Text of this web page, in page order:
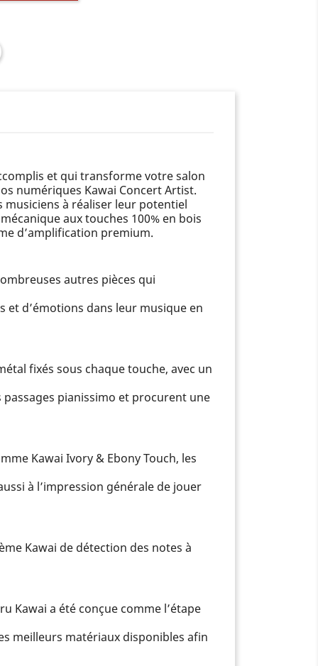
et qui transforme votre salon
numériques Kawai Concert Artist.
à réaliser leur potentiel
aux touches 100% en bois
d’amplification premium.
autres pièces qui
et d’émotions dans leur musique en
fixés sous chaque touche, avec un
pianissimo et procurent une
Kawai Ivory & Ebony Touch, les
à l’impression générale de jouer
Kawai de détection des notes à
Kawai a été conçue comme l’étape
meilleurs matériaux disponibles afin